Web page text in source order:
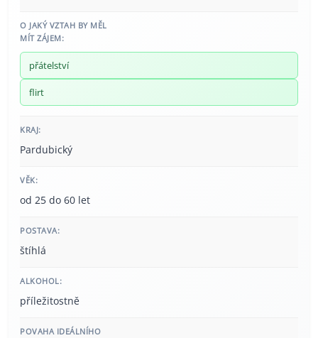
O JAKÝ VZTAH BY MĚL
MÍT ZÁJEM:
přátelství
flirt
KRAJ:
Pardubický
VĚK:
od 25 do 60 let
POSTAVA:
štíhlá
ALKOHOL:
příležitostně
POVAHA IDEÁLNÍHO